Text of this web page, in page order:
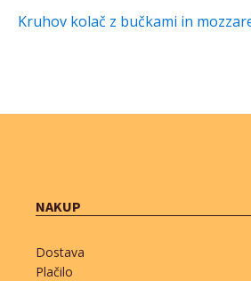
Kruhov kolač z bučkami in
NAKUP
Dostava
Plačilo